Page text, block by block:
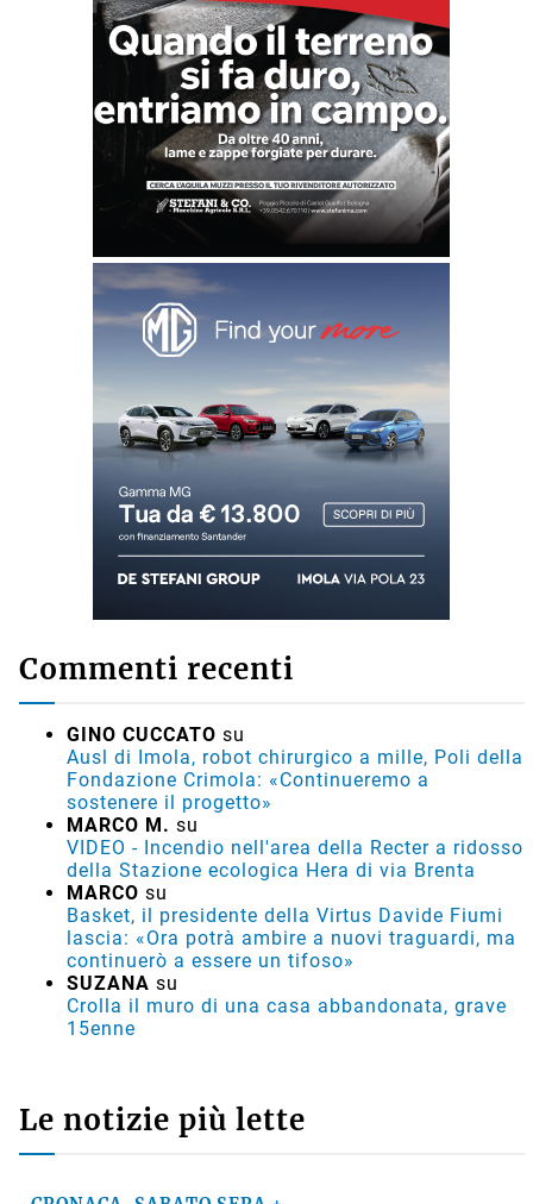
Commenti recenti
GINO CUCCATO su
Ausl di Imola, robot chirurgico a mille, Poli della
Fondazione Crimola: «Continueremo a
sostenere il progetto»
MARCO M. su
VIDEO - Incendio nell'area della Recter a ridosso
della Stazione ecologica Hera di via Brenta
MARCO su
Basket, il presidente della Virtus Davide Fiumi
lascia: «Ora potrà ambire a nuovi traguardi, ma
continuerò a essere un tifoso»
SUZANA su
Crolla il muro di una casa abbandonata, grave
15enne
Le notizie più lette